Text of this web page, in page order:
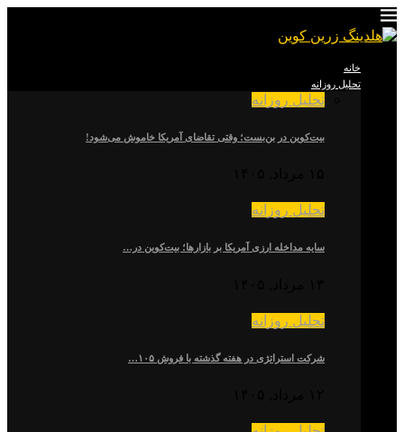
خانه
تحلیل روزانه
تحلیل روزانه
بیت‌کوین در بن‌بست؛ وقتی تقاضای آمریکا خاموش می‌شود!
تحلیل روزانه
سایه مداخله ارزی آمریکا بر بازارها؛ بیت‌کوین در…
تحلیل روزانه
شرکت استراتژی در هفته گذشته با فروش ۱۰۵…